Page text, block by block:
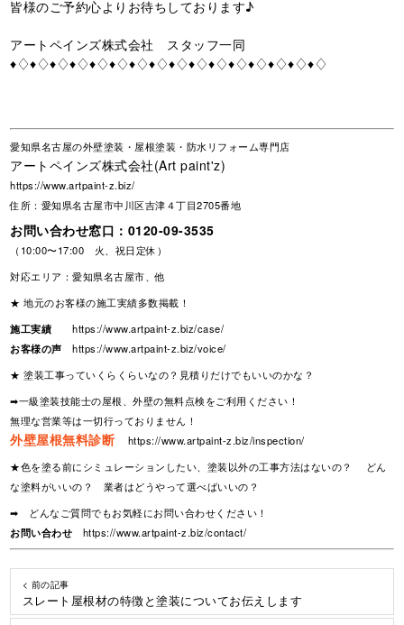
皆様のご予約心よりお待ちしております♪
アートペインズ株式会社 スタッフ一同
♦♢♦♢♦♢♦♢♦♢♦♢♦♢♦♢♦♢♦♢♦♢♦♢♦♢♦♢♦♢♦♢
愛知県名古屋の外壁塗装・屋根塗装・防水リフォーム専門店
アートペインズ株式会社(Art paint'z)
https://www.artpaint-z.biz/
住所：愛知県名古屋市中川区吉津４丁目2705番地
お問い合わせ窓口： 0120-09-3535
（10:00〜17:00 火、祝日定休）
対応エリア：愛知県名古屋市、他
★ 地元のお客様の施工実績多数掲載！
施工実績
https://www.artpaint-z.biz/case/
お客様の声
https://www.artpaint-z.biz/voice/
★ 塗装工事っていくらくらいなの？見積りだけでもいいのかな？
➡一級塗装技能士の屋根、外壁の無料点検をご利用ください！
無理な営業等は一切行っておりません！
外壁屋根無料診断
https://www.artpaint-z.biz/inspection/
★色を塗る前にシミュレーションしたい、塗装以外の工事方法はないの？ どん
な塗料がいいの？ 業者はどうやって選べばいいの？
➡ どんなご質問でもお気軽にお問い合わせください！
お問い合わせ
https://www.artpaint-z.biz/contact/
< 前の記事
スレート屋根材の特徴と塗装についてお伝えします